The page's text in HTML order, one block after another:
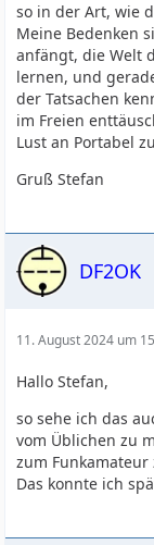
so in der Art, wie
Meine Bedenken
anfängt, die Welt
lernen, und
der Tatsachen
im Freien
Lust an Portabel
Gruß Stefan
DF2OK
11. August 2024 um
Hallo Stefan,
so sehe ich das
vom Üblichen zu
zum
Das konnte ich